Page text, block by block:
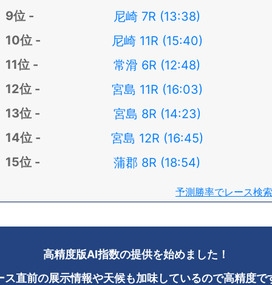
尼崎 7R (13:38)
尼崎 11R (15:40)
常滑 6R (12:48)
宮島 11R (16:03)
宮島 8R (14:23)
宮島 12R (16:45)
蒲郡 8R (18:54)
予測勝率でレース検索
高精度版AI指数の提供を始めました！
ス直前の展示情報や天候も加味しているので高精度で